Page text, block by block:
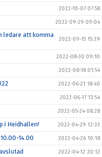
2022-10-07 07:58
2022-09-29 09:04
ledare att komma
2022-09-15 15:39
2022-08-30 09:10
2022-08-18 01:54
2022-06-21 18:40
2022-06-17 13:54
2022-05-24 08:28
i Heidhallen! 2022-04-29 12:33
14.00 2022-04-26 10:18
2022-04-12 20:12